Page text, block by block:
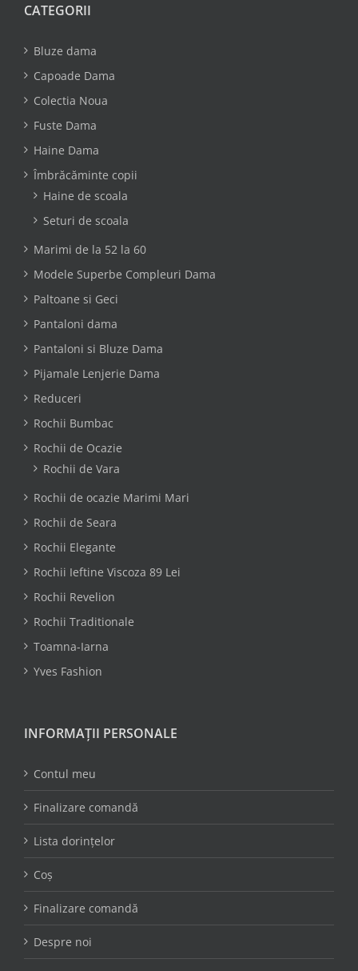
CATEGORII
Bluze dama
Capoade Dama
Colectia Noua
Fuste Dama
Haine Dama
Îmbrăcăminte copii
Haine de scoala
Seturi de scoala
Marimi de la 52 la 60
Modele Superbe Compleuri Dama
Paltoane si Geci
Pantaloni dama
Pantaloni si Bluze Dama
Pijamale Lenjerie Dama
Reduceri
Rochii Bumbac
Rochii de Ocazie
Rochii de Vara
Rochii de ocazie Marimi Mari
Rochii de Seara
Rochii Elegante
Rochii Ieftine Viscoza 89 Lei
Rochii Revelion
Rochii Traditionale
Toamna-Iarna
Yves Fashion
INFORMAȚII PERSONALE
Contul meu
Finalizare comandă
Lista dorințelor
Coș
Finalizare comandă
Despre noi